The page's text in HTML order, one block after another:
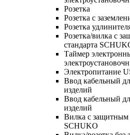
Розетка
Розетка с
Розетка
Розетка/вилка с
стандарта
Таймер
Электропитание
Ввод кабельный
изделий
Ввод кабельный
изделий
Вилка с защитным
SCHUKO